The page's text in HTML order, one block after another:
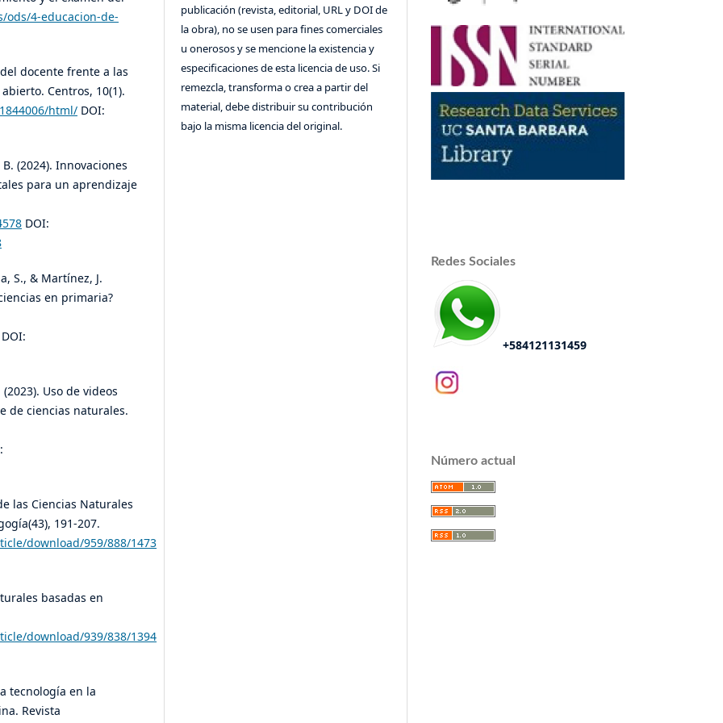
ods/4-educacion-de-
docente frente a las
Centros, 10(1).
html/ DOI:
(2024). Innovaciones
para un aprendizaje
DOI:
S., & Martínez, J.
en primaria?
Uso de videos
de ciencias naturales.
las Ciencias Naturales
191-207.
download/959/888/1473
basadas en
download/939/838/1394
tecnología en la
Revista
publicación (revista, editorial, URL y DOI de
la obra), no se usen para fines comerciales
u onerosos y se mencione la existencia y
especificaciones de esta licencia de uso. Si
remezcla, transforma o crea a partir del
material, debe distribuir su contribución
bajo la misma licencia del original.
Redes Sociales
+584121131459
Número actual